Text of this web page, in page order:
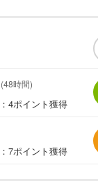
(48時間)
：4ポイント獲得
：7ポイント獲得